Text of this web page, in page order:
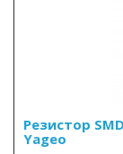
Резистор
Yageo